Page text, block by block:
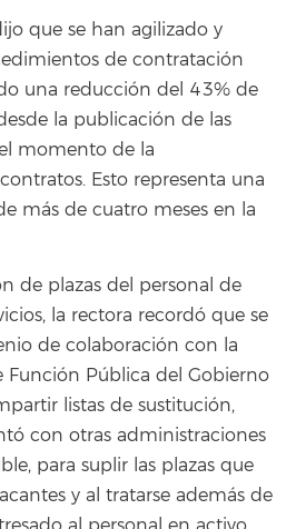
que se han agilizado y
de contratación
una reducción del 43% de
la publicación de las
momento de la
Esto representa una
más de cuatro meses en la
de plazas del personal de
la rectora recordó que se
de colaboración con la
Función Pública del Gobierno
listas de sustitución,
con otras administraciones
para suplir las plazas que
y al tratarse además de